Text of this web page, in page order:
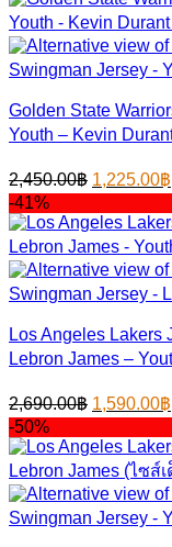
1,050.00฿.
Golden State
Youth – Kevin
2,450.00฿ Original
price
was:
2,450.00฿.
1,225.00฿
-41%
Los Angeles Lakers
Lebron James –
2,690.00฿ Original
price
was:
2,690.00
1,590.00฿
-50%